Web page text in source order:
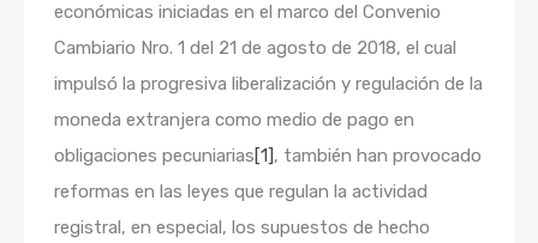
económicas iniciadas en el marco del Convenio
Cambiario Nro. 1 del 21 de agosto de 2018, el cual
impulsó la progresiva liberalización y regulación de la
moneda extranjera como medio de pago en
obligaciones pecuniarias[1], también han provocado
reformas en las leyes que regulan la actividad
registral, en especial, los supuestos de hecho